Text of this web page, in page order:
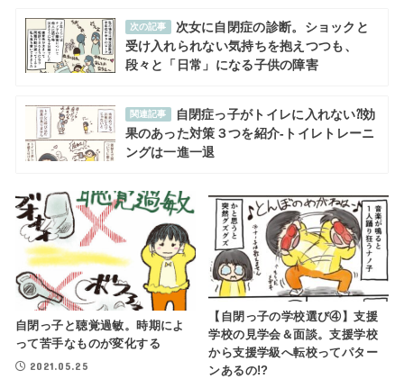
次の記事
次女に自閉症の診断。ショックと
受け入れられない気持ちを抱えつつも、
段々と「日常」になる子供の障害
関連記事
自閉症っ子がトイレに入れない⁈効
果のあった対策３つを紹介-トイレトレーニ
ングは一進一退
自閉っ子と聴覚過敏。時期によ
って苦手なものが変化する
2021.05.25
【自閉っ子の学校選び④】支援
学校の見学会＆面談。支援学校
から支援学級へ転校ってパター
ンあるの!?